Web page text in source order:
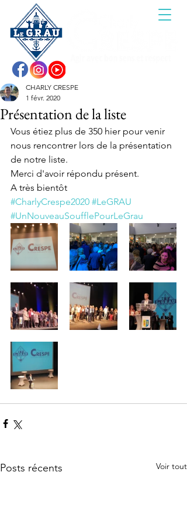
Présentation de la liste
CHARLY CRESPE
1 févr. 2020
Vous étiez plus de 350 hier pour venir
nous rencontrer lors de la présentation
de notre liste.
Merci d'avoir répondu présent.
A très bientôt
#CharlyCrespe2020 #LeGRAU
#UnNouveauSoufflePourLeGrau
Posts récents Voir tout